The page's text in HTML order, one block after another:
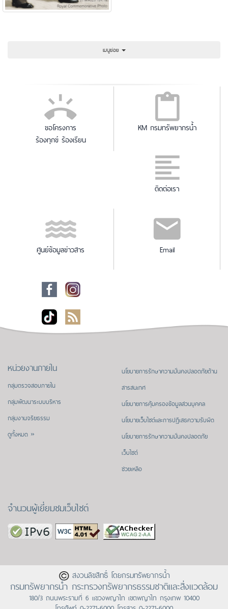
เมนูย่อย
ขอโครงการ
ร้องทุกข์ ร้องเรียน
KM กรมทรัพยากรน้ำ
ติดต่อเรา
ศูนย์ข้อมูลข่าวสาร Email
หน่วยงานภายใน
กลุ่มตรวจสอบภายใน
กลุ่มพัฒนาระบบบริหาร
กลุ่มงานจริยธรรม
ดูทั้งหมด »
นโยบายการรักษาความมั่นคงปลอดภัยด้าน
สารสนเทศ
นโยบายการคุ้มครองข้อมูลส่วนบุคคล
นโยบายเว็บไซต์และการปฏิเสธความรับผิด
นโยบายการรักษาความมั่นคงปลอดภัย
เว็บไซต์
ช่วยเหลือ
จำนวนผู้เยี่ยมชมเว็บไซต์
สงวนลิขสิทธิ์ โดยกรมทรัพยากรน้ำ
กรมทรัพยากรน้ำ กระทรวงทรัพยากรธรรมชาติและสิ่งแวดล้อม
180/3 ถนนพระรามที่ 6 แขวงพญาไท เขตพญาไท กรุงเทพ 10400